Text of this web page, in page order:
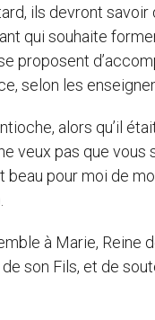
ils devront
qui souhaite
proposent
selon les
alors qu’il
veux pas que
beau pour moi de
à Marie, Reine
son Fils, et de